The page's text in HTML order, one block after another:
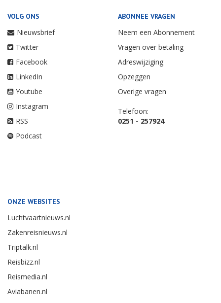
VOLG ONS
Nieuwsbrief
Twitter
Facebook
LinkedIn
Youtube
Instagram
RSS
Podcast
ABONNEE VRAGEN
Neem een Abonnement
Vragen over betaling
Adreswijziging
Opzeggen
Overige vragen
Telefoon:
0251 - 257924
ONZE WEBSITES
Luchtvaartnieuws.nl
Zakenreisnieuws.nl
Triptalk.nl
Reisbizz.nl
Reismedia.nl
Aviabanen.nl